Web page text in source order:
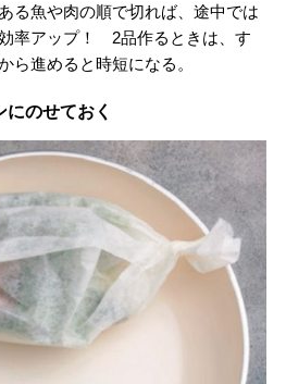
る魚や肉の順で切れば、途中では
率アップ！ 2品作るときは、す
ら進めると時短になる。
のせておく